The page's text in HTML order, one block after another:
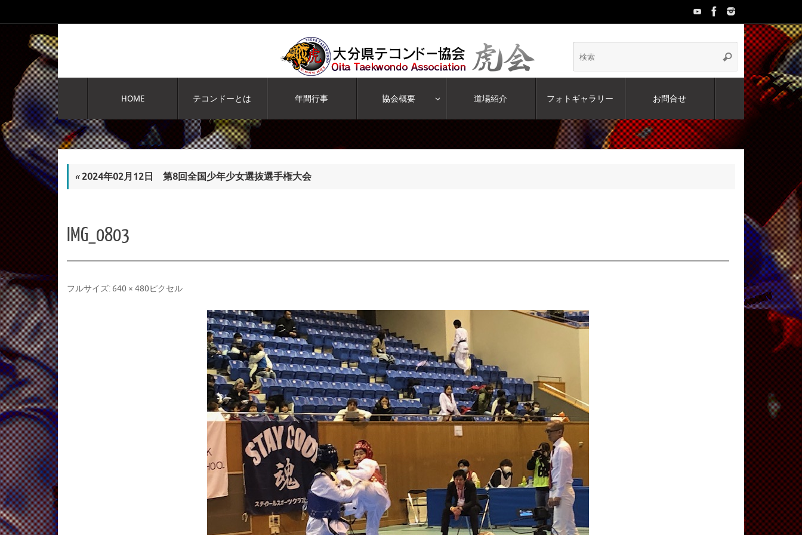
ン
キ
ッ
プ
検
索:
検
コ
ン
テ
ン
ツ
へ
ス
キ
ッ
プ
HOME テコンドーとは 年間行事 協会概要 道場紹介 フォトギャラリー お問合せ
«2024年02月12日 第8回全国少年少女選抜選手権大会
IMG_0803
フルサイズ: 640 × 480ピクセル